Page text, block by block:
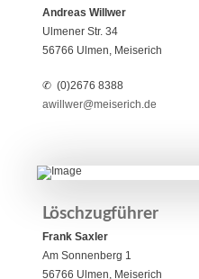
Andreas Willwer
Ulmener Str. 34
56766 Ulmen, Meiserich
✆ (0)2676 8388
awillwer@meiserich.de
Löschzugführer
Frank Saxler
Am Sonnenberg 1
56766 Ulmen, Meiserich